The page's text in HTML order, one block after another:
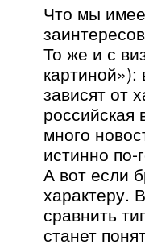
Что мы
То же и с
зависят от
российская
много
истинно по-
А вот если
характеру.
сравнить
станет